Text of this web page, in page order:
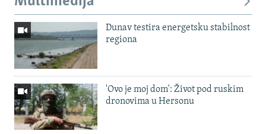
Dunav testira energetsku stabilnost
regiona
'Ovo je moj dom': Život pod ruskim
dronovima u Hersonu